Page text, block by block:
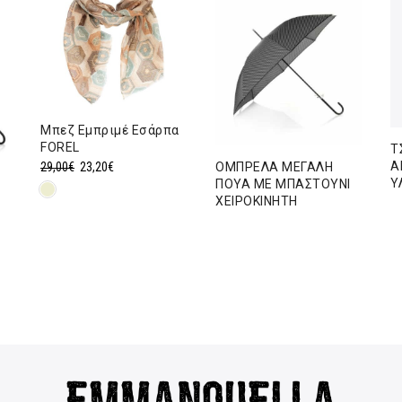
Μπεζ Εμπριμέ Εσάρπα
FOREL
29,00€ Original
23,20€Η
ΟΜΠΡΕΛΑ ΜΕΓΑΛΗ
ΠΟΥΑ ΜΕ ΜΠΑΣΤΟΥΝΙ
ΧΕΙΡΟΚΙΝΗΤΗ